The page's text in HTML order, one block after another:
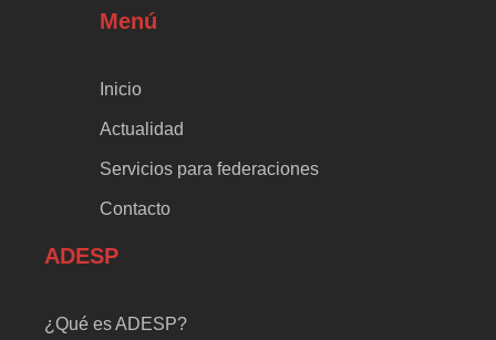
Menú
Inicio
Actualidad
Servicios para federaciones
Contacto
ADESP
¿Qué es ADESP?